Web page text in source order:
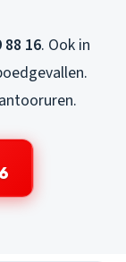
88 16. Ook in